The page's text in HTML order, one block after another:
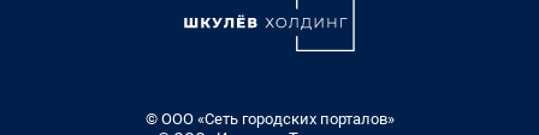
© ООО «Сеть городских порталов»